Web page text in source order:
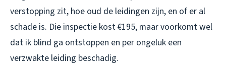
verstopping zit, hoe oud de leidingen zijn, en of er al
schade is. Die inspectie kost €195, maar voorkomt wel
dat ik blind ga ontstoppen en per ongeluk een
verzwakte leiding beschadig.